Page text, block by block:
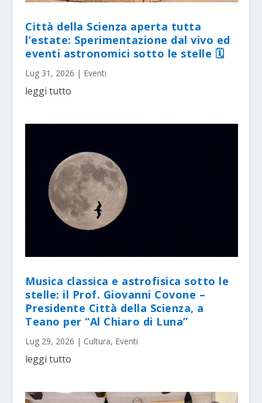
Città della Scienza aperta tutta
l’estate: Sperimentazione dal vivo ed
eventi astronomici sotto le stelle 🗓
Lug 31, 2026 | Eventi
leggi tutto
Musica classica e astrofisica sotto le
stelle: il Prof. Giovanni Covone –
Presidente Città della Scienza, a
Teano per “Al Chiaro di Luna”
Lug 29, 2026 | Cultura, Eventi
leggi tutto